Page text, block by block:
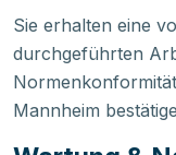
Sie erhalten eine
durchgeführten
Mannheim